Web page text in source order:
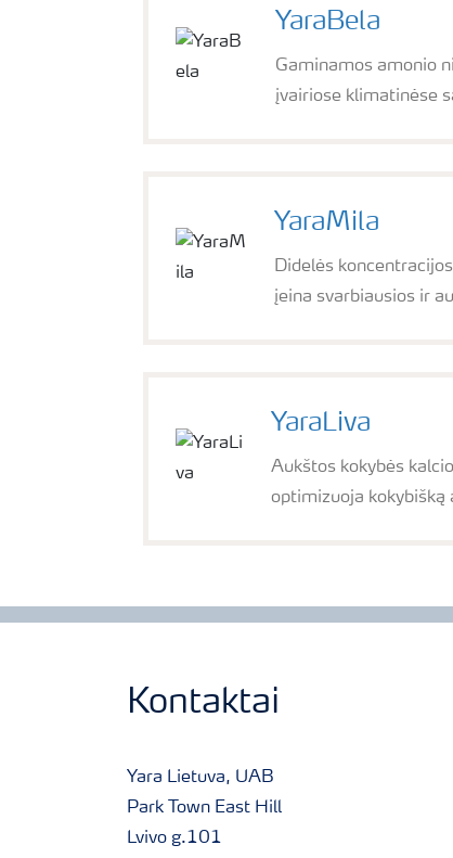
YaraBela
Gaminamos amonio
įvairiose klimatinėse
YaraMila
Didelės
įeina svarbiausios ir
YaraLiva
Aukštos kokybės
optimizuoja kokybišką
Kontaktai
Yara Lietuva, UAB
Park Town East Hill
Lvivo g.101